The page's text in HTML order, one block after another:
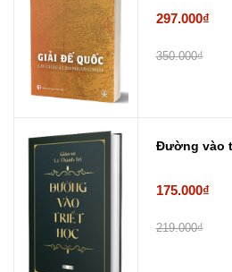
297.000₫
350.000₫
Đường vào
175.000₫
219.000₫